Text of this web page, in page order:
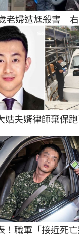
老婦遭尪殺害　
姑夫婿律師棄保
！職軍「接近死